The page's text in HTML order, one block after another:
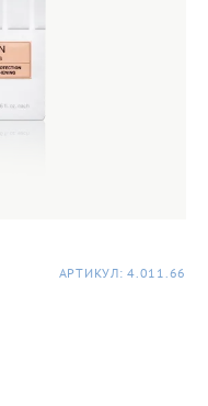
АРТИКУЛ: 4.011.66